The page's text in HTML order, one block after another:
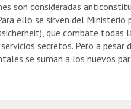
son consideradas
ello se sirven del Ministerio
que combate todas
secretos. Pero a pesar
se suman a los nuevos